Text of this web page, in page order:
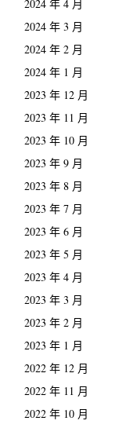
2024 年 4 月
2024 年 3 月
2024 年 2 月
2024 年 1 月
2023 年 12 月
2023 年 11 月
2023 年 10 月
2023 年 9 月
2023 年 8 月
2023 年 7 月
2023 年 6 月
2023 年 5 月
2023 年 4 月
2023 年 3 月
2023 年 2 月
2023 年 1 月
2022 年 12 月
2022 年 11 月
2022 年 10 月